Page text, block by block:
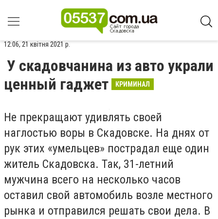
12:06, 21 квітня 2021 р.
У скадовчанина из авто украли
ценный гаджет
КРИМИНАЛ
Не прекращают удивлять своей
наглостью воры в Скадовске. На днях от
рук этих «умельцев» пострадал еще один
житель Скадовска. Так, 31-летний
мужчина всего на несколько часов
оставил свой автомобиль возле местного
рынка и отправился решать свои дела. В